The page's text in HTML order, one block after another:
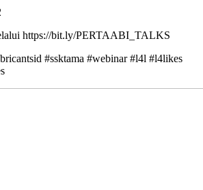
https://bit.ly/PERTAABI_TALKS
#ssktama #webinar #l4l #l4likes